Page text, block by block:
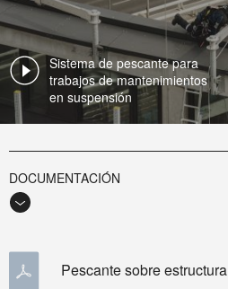
Sistema de pescante para
trabajos de mantenimientos
en suspensión
DOCUMENTACIÓN
Pescante sobre estructura